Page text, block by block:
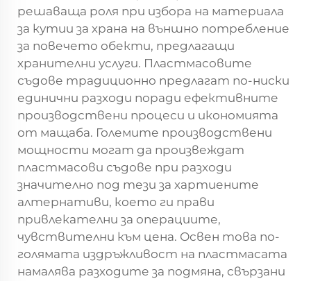
решаваща роля при избора на материала
за кутии за храна на външно потребление
за повечето обекти, предлагащи
хранителни услуги. Пластмасовите
съдове традиционно предлагат по-ниски
единични разходи поради ефективните
производствени процеси и икономията
от мащаба. Големите производствени
мощности могат да произвеждат
пластмасови съдове при разходи
значително под тези за хартиените
алтернативи, което ги прави
привлекателни за операциите,
чувствителни към цена. Освен това по-
голямата издръжливост на пластмасата
намалява разходите за подмяна, свързани